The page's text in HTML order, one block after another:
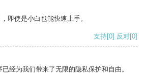
即使是小白也能快速上手。
支持[0] 反对[0]
经为我们带来了无限的隐私保护和自由。